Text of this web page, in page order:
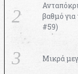
βαθμό
#59)
Μικρά